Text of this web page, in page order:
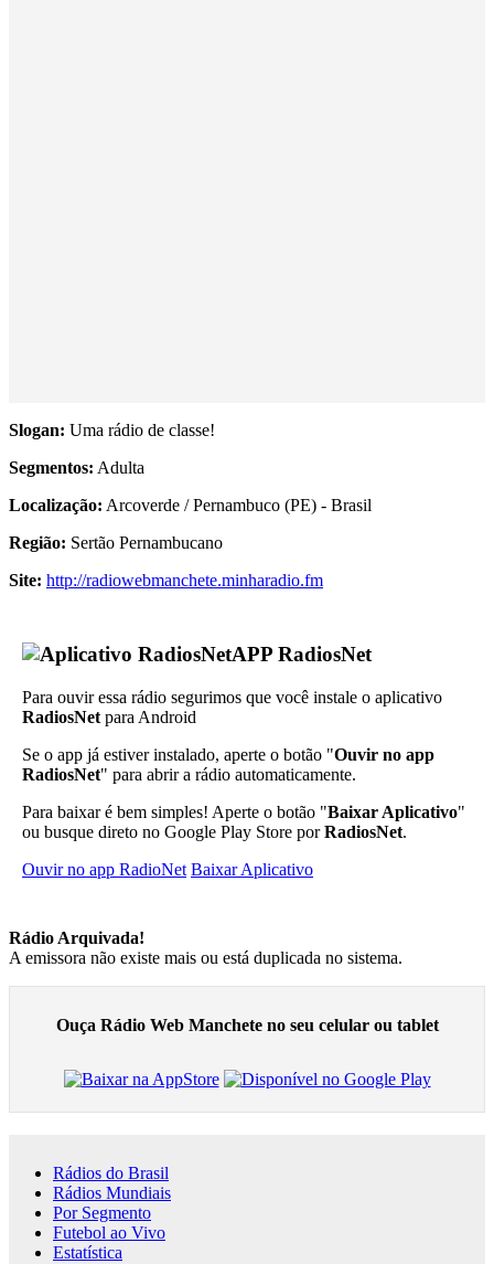
Slogan: Uma rádio de classe!
Segmentos: Adulta
Localização: Arcoverde / Pernambuco (PE) - Brasil
Região: Sertão Pernambucano
Site: http://radiowebmanchete.minharadio.fm
APP RadiosNet
Para ouvir essa rádio segurimos que você instale o aplicativo
RadiosNet para Android
Se o app já estiver instalado, aperte o botão "Ouvir no app
RadiosNet" para abrir a rádio automaticamente.
Para baixar é bem simples! Aperte o botão "Baixar Aplicativo"
ou busque direto no Google Play Store porRadiosNet.
Ouvir no app RadioNet Baixar Aplicativo
Rádio Arquivada!
A emissora não existe mais ou está duplicada no sistema.
Ouça Rádio Web Manchete no seu celular ou tablet
Rádios do Brasil
Rádios Mundiais
Por Segmento
Futebol ao Vivo
Estatística